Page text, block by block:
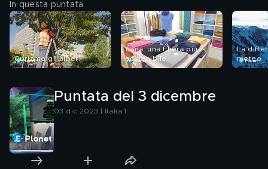
In questa puntata
Curiamo gli alberi
Lana: una filiera più
sostenibile
La
meteo
Puntata del 3 dicembre
03 dic 2023 | Italia 1